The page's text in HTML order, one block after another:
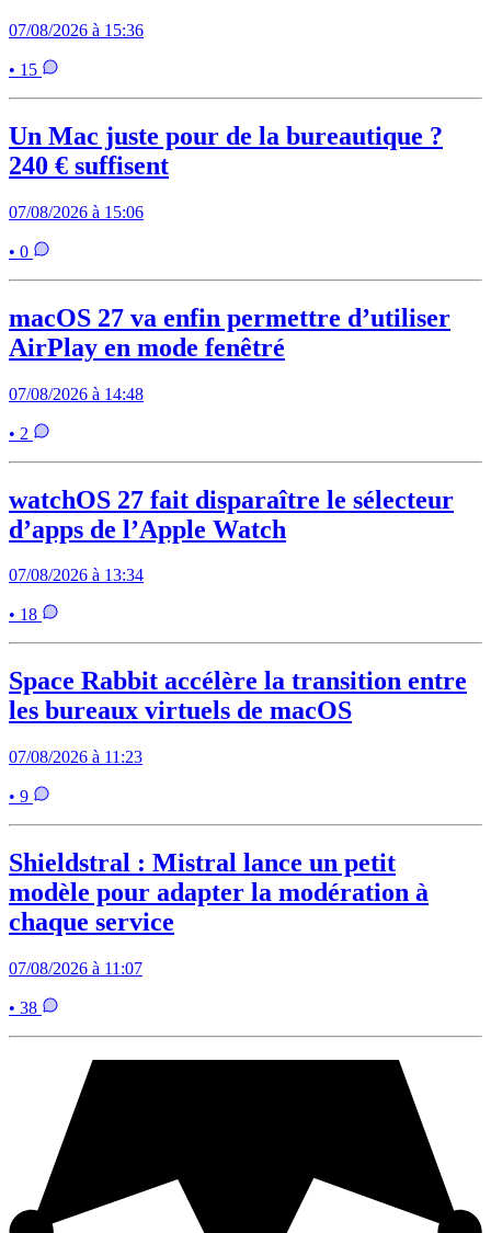
07/08/2026 à 15:36
• 15
Un Mac juste pour de la bureautique ?
240 € suffisent
07/08/2026 à 15:06
• 0
macOS 27 va enfin permettre d’utiliser
AirPlay en mode fenêtré
07/08/2026 à 14:48
• 2
watchOS 27 fait disparaître le sélecteur
d’apps de l’Apple Watch
07/08/2026 à 13:34
• 18
Space Rabbit accélère la transition entre
les bureaux virtuels de macOS
07/08/2026 à 11:23
• 9
Shieldstral : Mistral lance un petit
modèle pour adapter la modération à
chaque service
07/08/2026 à 11:07
• 38